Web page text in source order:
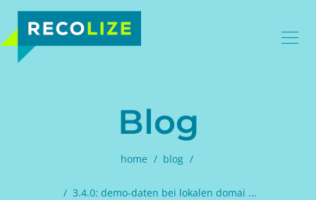
Blog
home blog
3.4.0: demo-daten bei lokalen domai ...